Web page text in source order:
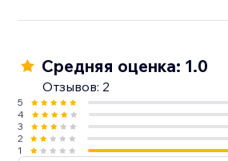
Средняя оценка: 1.0
Отзывов: 2
5
4
3
2
1